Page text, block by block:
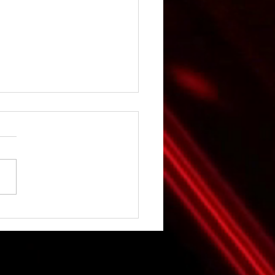
ง ฮีโร่’ ตอกย้ำแร็พเปอร์
ส่งเพลงใหม่มาแรงไม่